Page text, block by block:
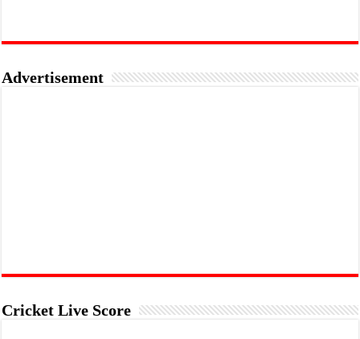
Advertisement
Cricket Live Score